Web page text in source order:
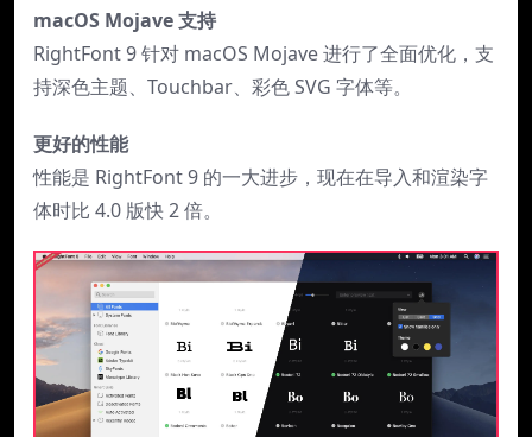
macOS Mojave 支持
RightFont 9 针对 macOS Mojave 进行了全面优化，支
持深色主题、Touchbar、彩色 SVG 字体等。
更好的性能
性能是 RightFont 9 的一大进步，现在在导入和渲染字
体时比 4.0 版快 2 倍。